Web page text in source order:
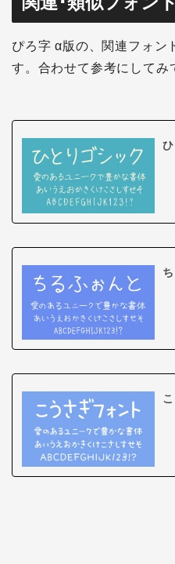
ぴろ字 α版の、関連フォン
す。合わせて参考にしてみ